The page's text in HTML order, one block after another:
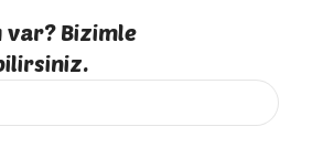
var? Bizimle